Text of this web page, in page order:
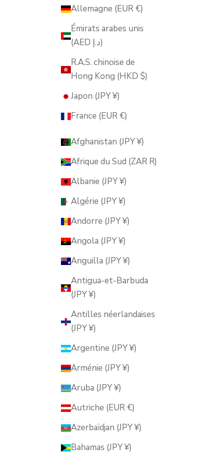
Allemagne (EUR €)
Émirats arabes unis
(AED د.إ)
R.A.S. chinoise de
Hong Kong (HKD $)
Japon (JPY ¥)
France (EUR €)
Afghanistan (JPY ¥)
Afrique du Sud (ZAR R)
Albanie (JPY ¥)
Algérie (JPY ¥)
Andorre (JPY ¥)
Angola (JPY ¥)
Anguilla (JPY ¥)
Antigua-et-Barbuda
(JPY ¥)
Antilles néerlandaises
(JPY ¥)
Argentine (JPY ¥)
Arménie (JPY ¥)
Aruba (JPY ¥)
Autriche (EUR €)
Azerbaïdjan (JPY ¥)
Bahamas (JPY ¥)